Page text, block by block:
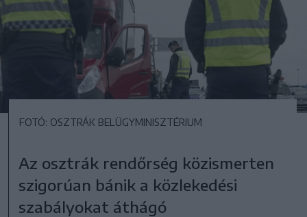
FOTÓ: OSZTRÁK BELÜGYMINISZTÉRIUM
Az osztrák rendőrség közismerten
szigorúan bánik a közlekedési
szabályokat áthágó